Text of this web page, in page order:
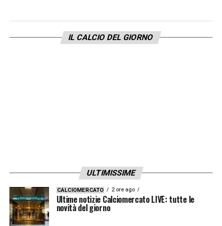
Pietroburgo cercavauna punta in grado di
garantire peso offensivo e alternative
titolare inamovibile in un club che punta al
titolo.
LA PLAYLIST DELLE NOSTRE TOP NEWS
IL CALCIO DEL GIORNO
ULTIMISSIME
CALCIOMERCATO 2 ore ago
Ultime notizie Calciomercato LIVE: tutte le
novità del giorno